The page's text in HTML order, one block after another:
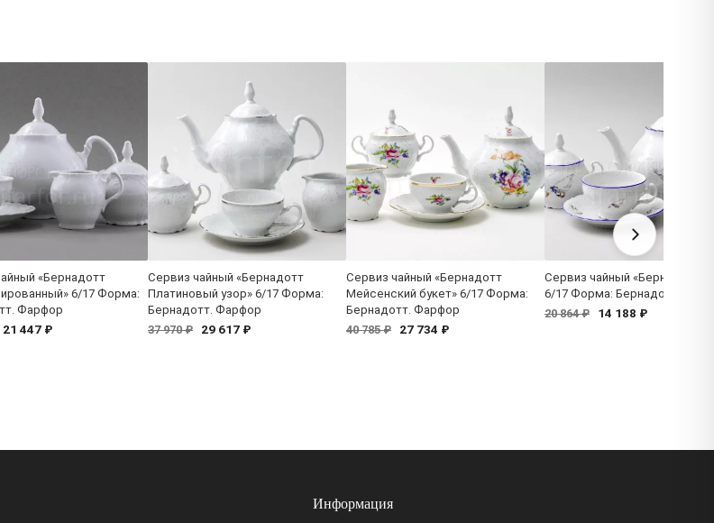
«Бернадотт
6/17 Форма:
Фарфор
21 447 ₽
Сервиз чайный «Бернадотт
Платиновый узор» 6/17 Форма:
Бернадотт. Фарфор
37 970 ₽
29 617 ₽
Сервиз чайный «Бернадотт
Мейсенский букет» 6/17 Форма:
Бернадотт. Фарфор
40 785 ₽
27 734 ₽
Сервиз чайный «Бернадотт
6/17 Форма: Бернадотт.
20 864 ₽
14 188 ₽
Информация